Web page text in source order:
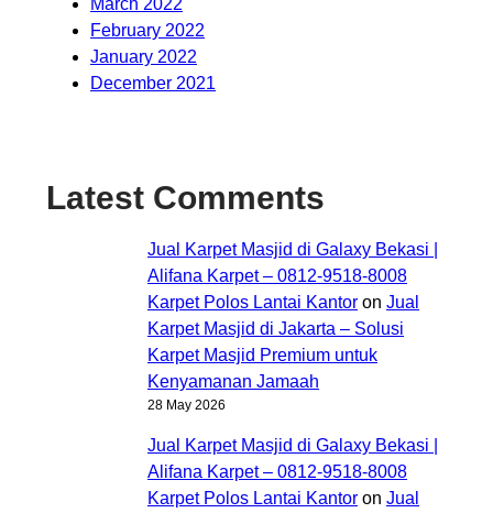
February 2022
January 2022
December 2021
Latest Comments
Jual Karpet Masjid di Galaxy Bekasi |
Alifana Karpet – 0812-9518-8008
Karpet Polos Lantai Kantor on Jual
Karpet Masjid di Jakarta – Solusi
Karpet Masjid Premium untuk
Kenyamanan Jamaah
28 May 2026
Jual Karpet Masjid di Galaxy Bekasi |
Alifana Karpet – 0812-9518-8008
Karpet Polos Lantai Kantor on Jual